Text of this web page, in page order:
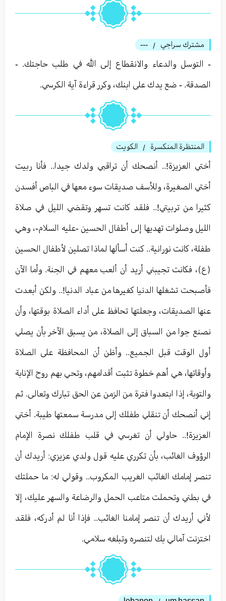
مشترك سراجي /
---
- التوسل والدعاء والانقطاع إلى الله في طلب حاجتك. -
الصدقة. - ضع يدك على ابنك، وكرر قراءة آية الكرسي.
المنتظرة المنكسرة / الكويت
أختي العزيزة!.. أنصحك أن تراقبي ولدك جيدا.. فأنا ربيت
أختي الصغيرة، وللأسف صديقات سوء معها في الباص أفسدن
كثيرا من تربيتي!.. فلقد كانت تسهر وتقضي الليل في صلاة
الليل وصلوات تهديها إلى أطفال الحسين -عليه السلام-، وهي
طفلة، كانت نورانية.. كنت أسألها لماذا تصلين لأطفال الحسين
(ع)، فكانت تجيبني أريد أن ألعب معهم في الجنة. وأما الآن
فأصبحت تشغلها الدنيا كغيرها من عباد الدنيا!.. ولكن أبعدت
عنها الصديقات، وجعلتها تحافظ على أداء الصلاة بوقتها، وأن
نصنع جوا من السباق إلى الصلاة، من يسبق الآخر بأن يصلي
أول الوقت قبل الجميع.. وأظن أن المحافظة على الصلاة
وأوقاتها، هي أهم خطوة تثبت أقدامهم، وتحي بهم روح الإنابة
والتوبة، إذا ابتعدوا فترة من الزمن عن الحق تبارك وتعالى. ثم
إني أنصحك أن تنقلي طفلك إلى مدرسة سمعتها طيبة. أختي
العزيزة!.. حاولي أن تغرسي في قلب طفلك نصرة الإمام
الرؤوف الغائب، بأن تكرري عليه قول ولدي عزيزي: أريدك أن
تنصر إمامك الغائب الغريب المكروب.. وقولي له: ما حملتك
في بطني وتحملت متاعب الحمل والرضاعة والسهر عليك، إلا
لأني أريدك أن تنصر إمامنا الغائب.. فإذا أنا لم أدركه، فلقد
اختزنت آمالي بك لتنصره وتبلغه سلامي.